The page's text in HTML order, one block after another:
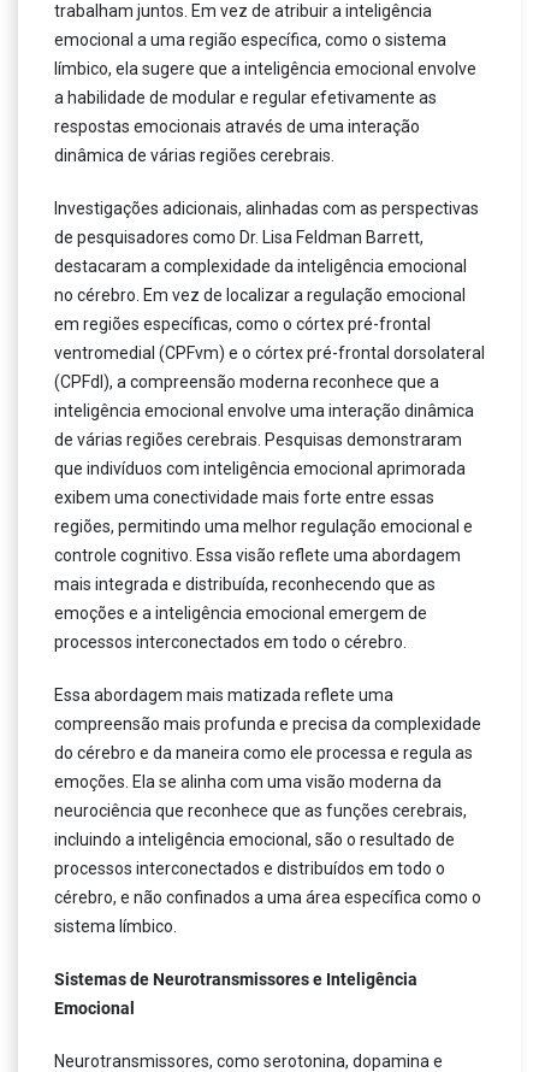
trabalham juntos. Em vez de atribuir a inteligência
emocional a uma região específica, como o sistema
límbico, ela sugere que a inteligência emocional envolve
a habilidade de modular e regular efetivamente as
respostas emocionais através de uma interação
dinâmica de várias regiões cerebrais.
Investigações adicionais, alinhadas com as perspectivas
de pesquisadores como Dr. Lisa Feldman Barrett,
destacaram a complexidade da inteligência emocional
no cérebro. Em vez de localizar a regulação emocional
em regiões específicas, como o córtex pré-frontal
ventromedial (CPFvm) e o córtex pré-frontal dorsolateral
(CPFdl), a compreensão moderna reconhece que a
inteligência emocional envolve uma interação dinâmica
de várias regiões cerebrais. Pesquisas demonstraram
que indivíduos com inteligência emocional aprimorada
exibem uma conectividade mais forte entre essas
regiões, permitindo uma melhor regulação emocional e
controle cognitivo. Essa visão reflete uma abordagem
mais integrada e distribuída, reconhecendo que as
emoções e a inteligência emocional emergem de
processos interconectados em todo o cérebro.
Essa abordagem mais matizada reflete uma
compreensão mais profunda e precisa da complexidade
do cérebro e da maneira como ele processa e regula as
emoções. Ela se alinha com uma visão moderna da
neurociência que reconhece que as funções cerebrais,
incluindo a inteligência emocional, são o resultado de
processos interconectados e distribuídos em todo o
cérebro, e não confinados a uma área específica como o
sistema límbico.
Sistemas de Neurotransmissores e Inteligência
Emocional
Neurotransmissores, como serotonina, dopamina e